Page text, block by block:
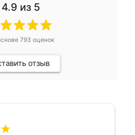
4.9 из 5
793 оценок
отзыв